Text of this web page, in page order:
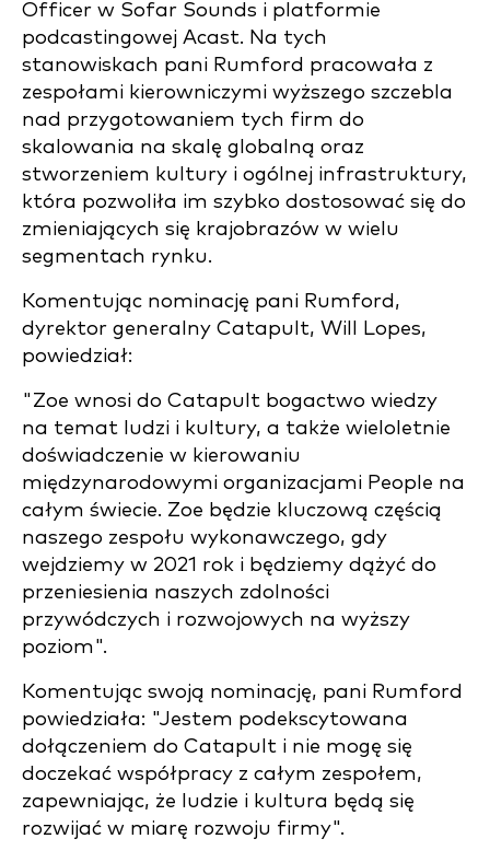
Officer w Sofar Sounds i platformie
podcastingowej Acast. Na tych
stanowiskach pani Rumford pracowała z
zespołami kierowniczymi wyższego szczebla
nad przygotowaniem tych firm do
skalowania na skalę globalną oraz
stworzeniem kultury i ogólnej infrastruktury,
która pozwoliła im szybko dostosować się do
zmieniających się krajobrazów w wielu
segmentach rynku.
Komentując nominację pani Rumford,
dyrektor generalny Catapult, Will Lopes,
powiedział:
"Zoe wnosi do Catapult bogactwo wiedzy
na temat ludzi i kultury, a także wieloletnie
doświadczenie w kierowaniu
międzynarodowymi organizacjami People na
całym świecie. Zoe będzie kluczową częścią
naszego zespołu wykonawczego, gdy
wejdziemy w 2021 rok i będziemy dążyć do
przeniesienia naszych zdolności
przywódczych i rozwojowych na wyższy
poziom".
Komentując swoją nominację, pani Rumford
powiedziała: "Jestem podekscytowana
dołączeniem do Catapult i nie mogę się
doczekać współpracy z całym zespołem,
zapewniając, że ludzie i kultura będą się
rozwijać w miarę rozwoju firmy".